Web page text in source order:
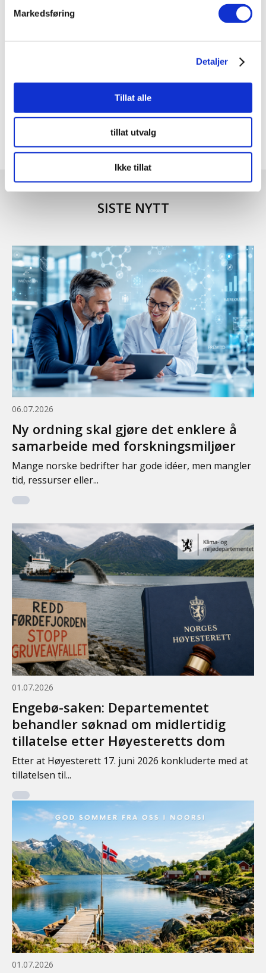
Markedsføring
Detaljer
Tillat alle
tillat utvalg
Ikke tillat
SISTE NYTT
06.07.2026
Ny ordning skal gjøre det enklere å
samarbeide med forskningsmiljøer
Mange norske bedrifter har gode idéer, men mangler
tid, ressurser eller...
01.07.2026
Engebø-saken: Departementet
behandler søknad om midlertidig
tillatelse etter Høyesteretts dom
Etter at Høyesterett 17. juni 2026 konkluderte med at
tillatelsen til...
01.07.2026